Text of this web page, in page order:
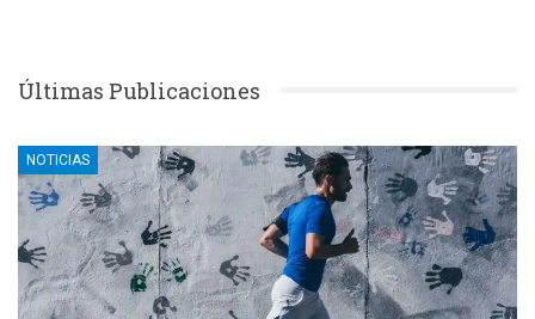
Últimas Publicaciones
NOTICIAS